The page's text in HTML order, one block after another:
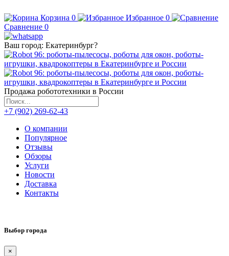
Корзина 0 Избранное 0
Сравнение 0
Ваш город: Екатеринбург?
Продажа робототехники в России
+7 (902) 269-62-43
О компании
Популярное
Отзывы
Обзоры
Услуги
Новости
Доставка
Контакты
Выбор города
×